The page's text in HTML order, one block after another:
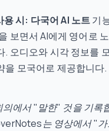
시: 다국어 AI 노트기
보면서 AI에게 영어로
. 오디오와 시각 정보를
을 모국어로 제공합니다.
에서 "말한" 것을 기록
는 영상에서 "